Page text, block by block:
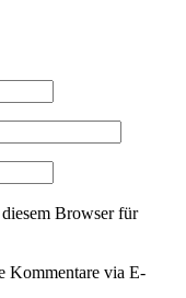
Browser für
Kommentare via E-